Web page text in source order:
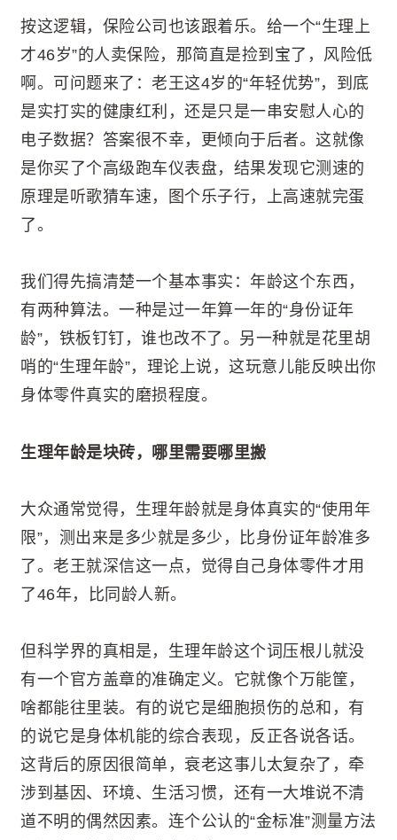
按这逻辑，保险公司也该跟着乐。给一个“生理上
才46岁”的人卖保险，那简直是捡到宝了，风险低
啊。可问题来了：老王这4岁的“年轻优势”，到底
是实打实的健康红利，还是只是一串安慰人心的
电子数据？答案很不幸，更倾向于后者。这就像
是你买了个高级跑车仪表盘，结果发现它测速的
原理是听歌猜车速，图个乐子行，上高速就完蛋
了。
我们得先搞清楚一个基本事实：年龄这个东西，
有两种算法。一种是过一年算一年的“身份证年
龄”，铁板钉钉，谁也改不了。另一种就是花里胡
哨的“生理年龄”，理论上说，这玩意儿能反映出你
身体零件真实的磨损程度。
生理年龄是块砖，哪里需要哪里搬
大众通常觉得，生理年龄就是身体真实的“使用年
限”，测出来是多少就是多少，比身份证年龄准多
了。老王就深信这一点，觉得自己身体零件才用
了46年，比同龄人新。
但科学界的真相是，生理年龄这个词压根儿就没
有一个官方盖章的准确定义。它就像个万能筐，
啥都能往里装。有的说它是细胞损伤的总和，有
的说它是身体机能的综合表现，反正各说各话。
这背后的原因很简单，衰老这事儿太复杂了，牵
涉到基因、环境、生活习惯，还有一大堆说不清
道不明的偶然因素。连个公认的“金标准”测量方法